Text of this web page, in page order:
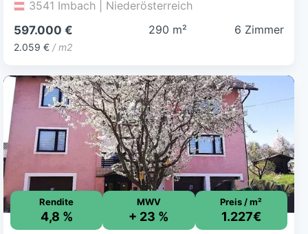
3541 Imbach | Niederösterreich
597.000 €
2.059 € / m2
290 m² 6 Zimmer
Rendite
4,8 %
MWV
+ 23 %
Preis / m²
1.227€